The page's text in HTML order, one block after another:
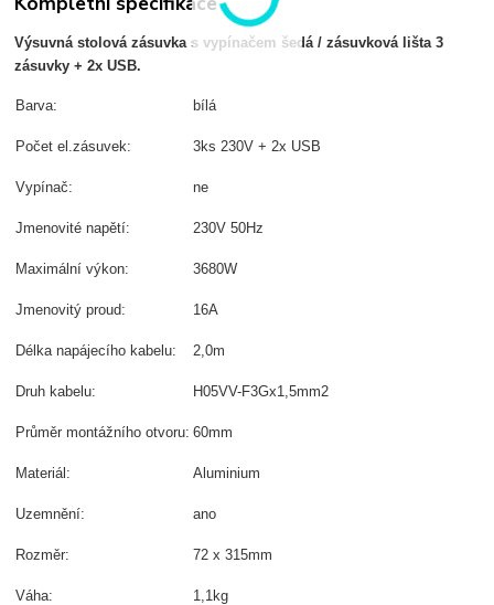
Výsuvná stolová zásuvka s vypínačem šedá / zásuvková lišta 3
zásuvky + 2x USB.
Barva: bílá
Počet el.zásuvek: 3ks 230V + 2x USB
Vypínač: ne
Jmenovité napětí: 230V 50Hz
Maximální výkon: 3680W
Jmenovitý proud: 16A
Délka napájecího kabelu: 2,0m
Druh kabelu: H05VV-F3Gx1,5mm2
Průměr montážního otvoru: 60mm
Materiál: Aluminium
Uzemnění: ano
Rozměr: 72 x 315mm
Váha: 1,1kg